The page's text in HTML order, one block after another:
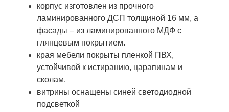
корпус изготовлен из прочного
ламинированного ДСП толщиной 16 мм, а
фасады – из ламинированного МДФ с
глянцевым покрытием.
края мебели покрыты пленкой ПВХ,
устойчивой к истиранию, царапинам и
сколам.
витрины оснащены синей светодиодной
подсветкой